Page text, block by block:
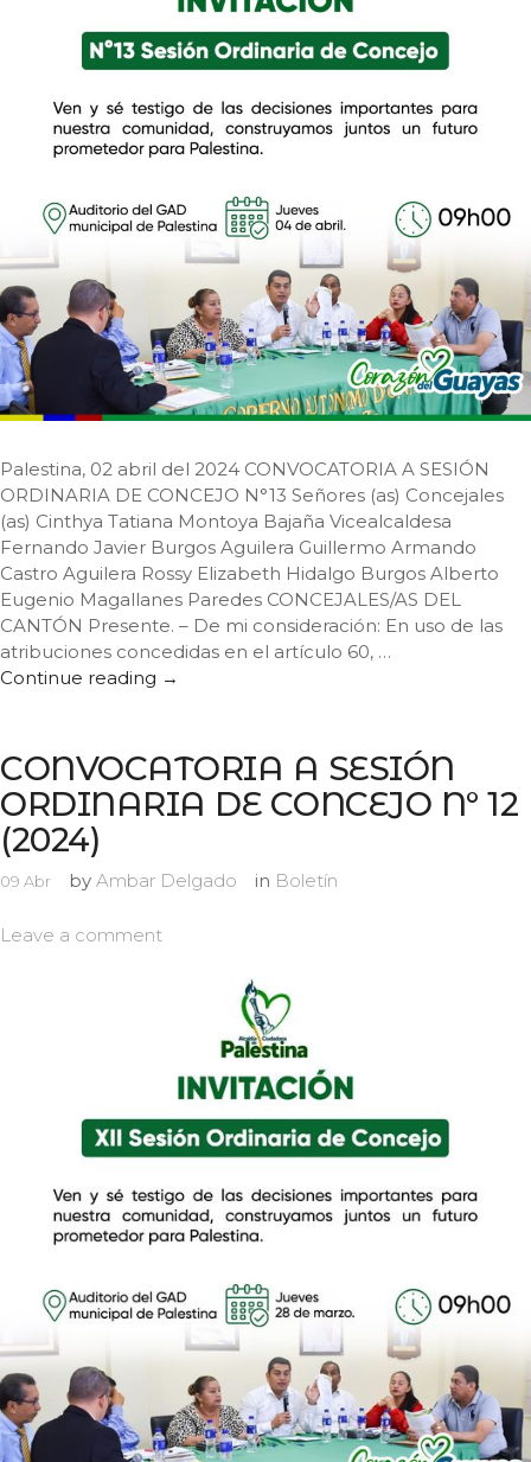
Palestina, 02 abril del 2024 CONVOCATORIA A SESIÓN
ORDINARIA DE CONCEJO N°13 Señores (as) Concejales
(as) Cinthya Tatiana Montoya Bajaña Vicealcaldesa
Fernando Javier Burgos Aguilera Guillermo Armando
Castro Aguilera Rossy Elizabeth Hidalgo Burgos Alberto
Eugenio Magallanes Paredes CONCEJALES/AS DEL
CANTÓN Presente. – De mi consideración: En uso de las
atribuciones concedidas en el artículo 60, …
Continue reading CONVOCATORIA A SESIÓN ORDINARIA
→
CONVOCATORIA A SESIÓN
ORDINARIA DE CONCEJO N° 12
(2024)
09 Abr by Ambar Delgado in Boletín
Leave a comment